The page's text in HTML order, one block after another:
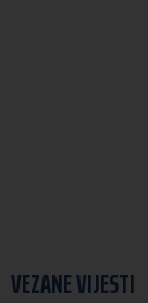
VEZANE VIJESTI